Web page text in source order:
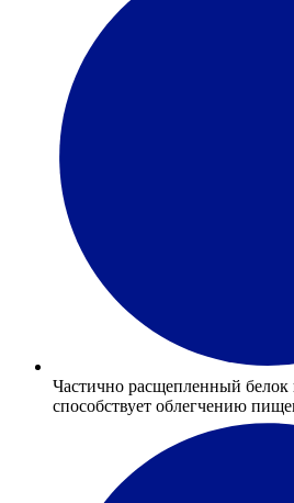
Частично расщепленный белок
способствует облегчению